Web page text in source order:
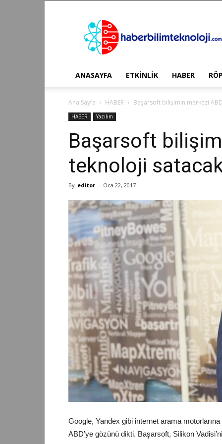
Haber
Bilim
Teknoloji
ANASAYFA ETKİNLİK HABER
Ana Sayfa HABER Başarsoft bilişimin merkezi
HABER Yazılım
Başarsoft
teknoloji
By editor - Oca 22, 2017
Google, Yandex gibi internet arama
ABD’ye gözünü dikti. Başarsoft, Silikon